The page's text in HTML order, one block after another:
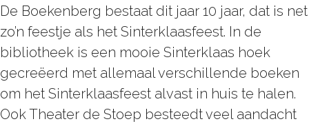
De Boekenberg bestaat dit jaar 10 jaar, dat is net
zo’n feestje als het Sinterklaasfeest. In de
bibliotheek is een mooie Sinterklaas hoek
gecreëerd met allemaal verschillende boeken
om het Sinterklaasfeest alvast in huis te halen.
Ook Theater de Stoep besteedt veel aandacht